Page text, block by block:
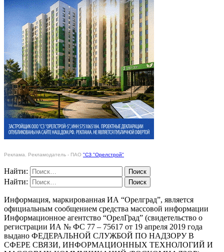
Реклама. Рекламодатель - ПАО "СЗ "Орелстрой"
Найти:
Найти:
Информация, маркированная ИА “Орелград”, является
официальным сообщением средства массовой информации
Информационное агентство “ОрелГрад” (свидетельство о
регистрации ИА № ФС 77 – 75617 от 19 апреля 2019 года
выдано ФЕДЕРАЛЬНОЙ СЛУЖБОЙ ПО НАДЗОРУ В
СФЕРЕ СВЯЗИ, ИНФОРМАЦИОННЫХ ТЕХНОЛОГИЙ И